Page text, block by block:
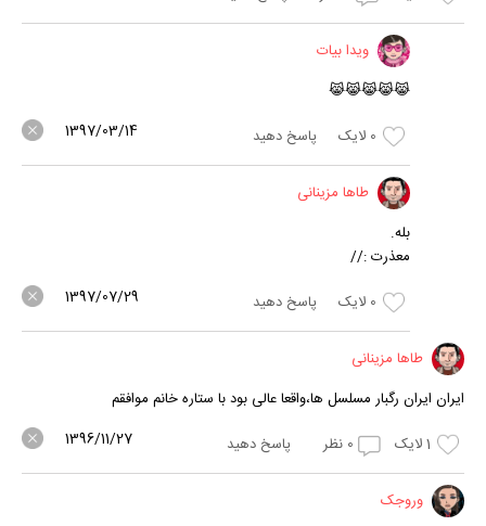
ویدا بیات
😹😹😹😹😹
0 لایک پاسخ دهید 1397/03/14
طاها مزینانی
بله.
معذرت ://
0 لایک پاسخ دهید 1397/07/29
طاها مزینانی
ایران ایران رگبار مسلسل ها،واقعا عالی بود با ستاره خانم موافقم
1لایک 0 نظر پاسخ دهید 1396/11/27
وروجک